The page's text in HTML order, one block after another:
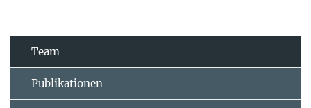
Team
Publikationen